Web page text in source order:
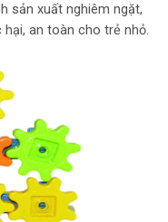
sản xuất nghiêm ngặt,
an toàn cho trẻ nhỏ.